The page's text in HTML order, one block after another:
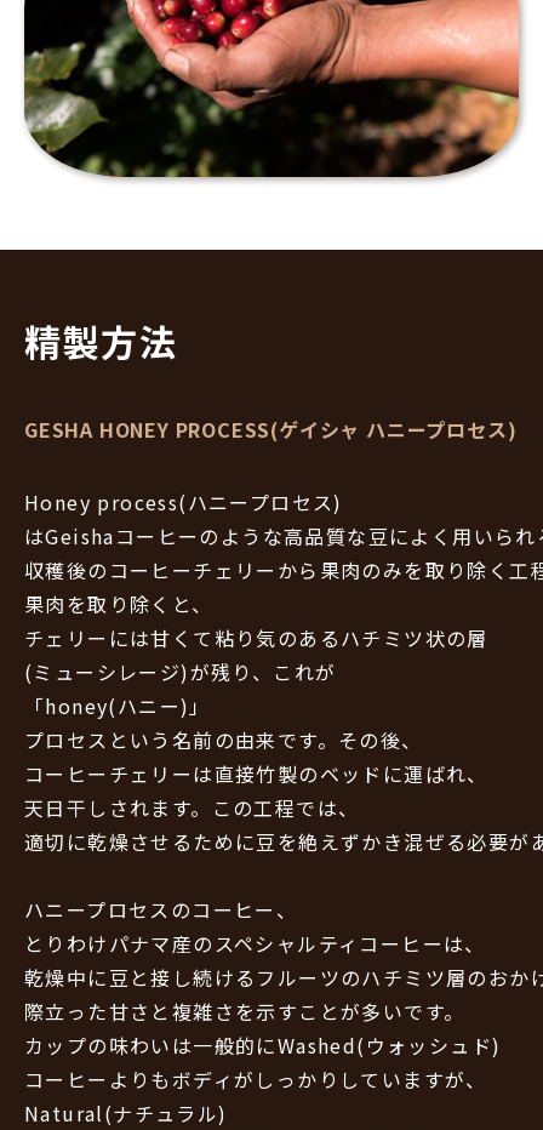
精製方法
GESHA HONEY PROCESS(ゲイシャ ハニープロセス)
Honey process(ハニープロセス)
はGeishaコーヒーのような高品質な豆によく用いられ
収穫後のコーヒーチェリーから果肉のみを取り除く工
果肉を取り除くと、
チェリーには甘くて粘り気のあるハチミツ状の層
(ミューシレージ)が残り、これが
「honey(ハニー)」
プロセスという名前の由来です。その後、
コーヒーチェリーは直接竹製のベッドに運ばれ、
天日干しされます。この工程では、
適切に乾燥させるために豆を絶えずかき混ぜる必要が
ハニープロセスのコーヒー、
とりわけパナマ産のスペシャルティコーヒーは、
乾燥中に豆と接し続けるフルーツのハチミツ層のおか
際立った甘さと複雑さを示すことが多いです。
カップの味わいは一般的にWashed(ウォッシュド)
コーヒーよりもボディがしっかりしていますが、
Natural(ナチュラル)